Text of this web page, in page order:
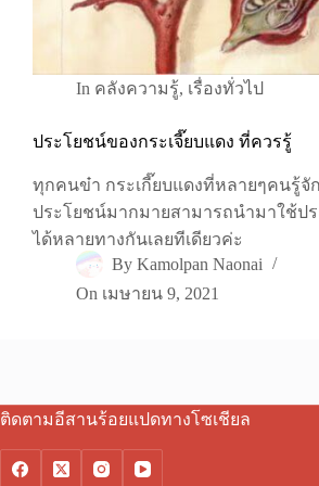
In คลังความรู้, เรื่องทั่วไป
ประโยชน์ของกระเจี๊ยบแดง ที่ควรรู้
ทุกคนข๋า กระเกี๊ยบแดงที่หลายๆคนรู้จั
ประโยชน์มากมายสามารถนำมาใช้ป
ได้หลายทางกันเลยทีเดียวค่ะ
By Kamolpan Naonai
On เมษายน 9, 2021
ติดตามอีสานร้อยแปดทางโซเชียล